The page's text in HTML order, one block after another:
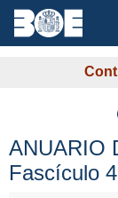
ANUARIO
Fascículo 4